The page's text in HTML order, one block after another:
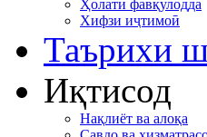
Ҳолати фавқулодда
Хифзи иҷтимоӣ
Таърихи
Иқтисод
Нақлиёт ва алоқа